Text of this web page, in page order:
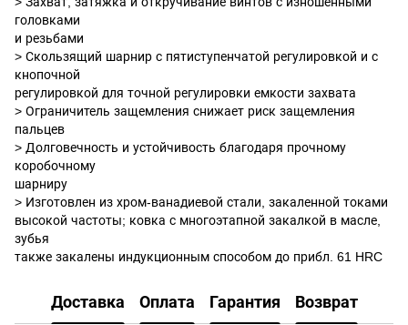
головками
и резьбами
> Скользящий шарнир с пятиступенчатой регулировкой и с
кнопочной
регулировкой для точной регулировки емкости захвата
> Ограничитель защемления снижает риск защемления
пальцев
> Долговечность и устойчивость благодаря прочному
коробочному
шарниру
> Изготовлен из хром-ванадиевой стали, закаленной токами
высокой частоты; ковка с многоэтапной закалкой в масле,
зубья
также закалены индукционным способом до прибл. 61 HRC
Доставка Оплата Гарантия Возврат